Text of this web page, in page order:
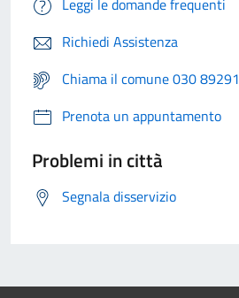
Leggi le domande frequenti
Richiedi Assistenza
Chiama il comune 030 89291
Prenota un appuntamento
Problemi in città
Segnala disservizio